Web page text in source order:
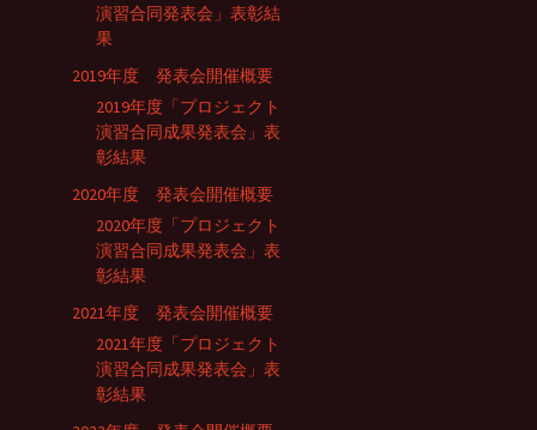
演習合同発表会」表彰結
果
2019年度 発表会開催概要
2019年度「プロジェクト
演習合同成果発表会」表
彰結果
2020年度 発表会開催概要
2020年度「プロジェクト
演習合同成果発表会」表
彰結果
2021年度 発表会開催概要
2021年度「プロジェクト
演習合同成果発表会」表
彰結果